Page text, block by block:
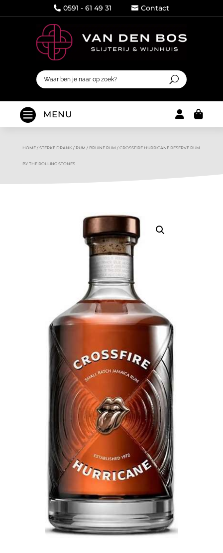
 0591 - 61 49 31  Contact
 MENU 
HOME/ STERKE DRANK / RUM / BRUINE RUM / CROSSFIRE HURRICANE RESERVE RUM
BY THE ROLLING STONES